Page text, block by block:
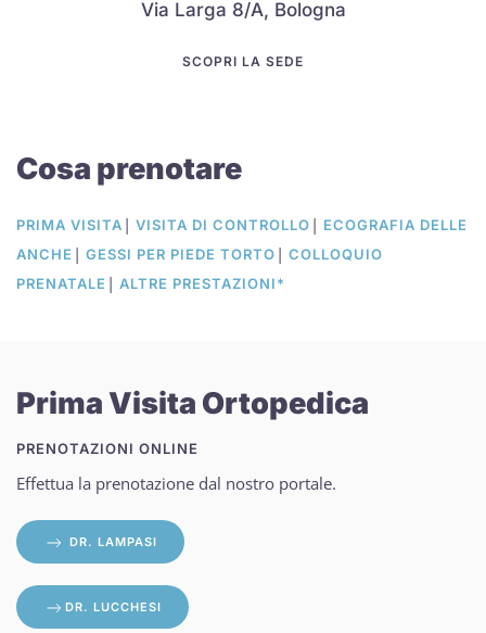
Via Larga 8/A, Bologna
SCOPRI LA SEDE
Cosa prenotare
PRIMA VISITA | VISITA DI CONTROLLO | ECOGRAFIA DELLE
ANCHE | GESSI PER PIEDE TORTO | COLLOQUIO
PRENATALE | ALTRE PRESTAZIONI*
Prima Visita Ortopedica
PRENOTAZIONI ONLINE
Effettua la prenotazione dal nostro portale.
DR. LAMPASI
DR. LUCCHESI